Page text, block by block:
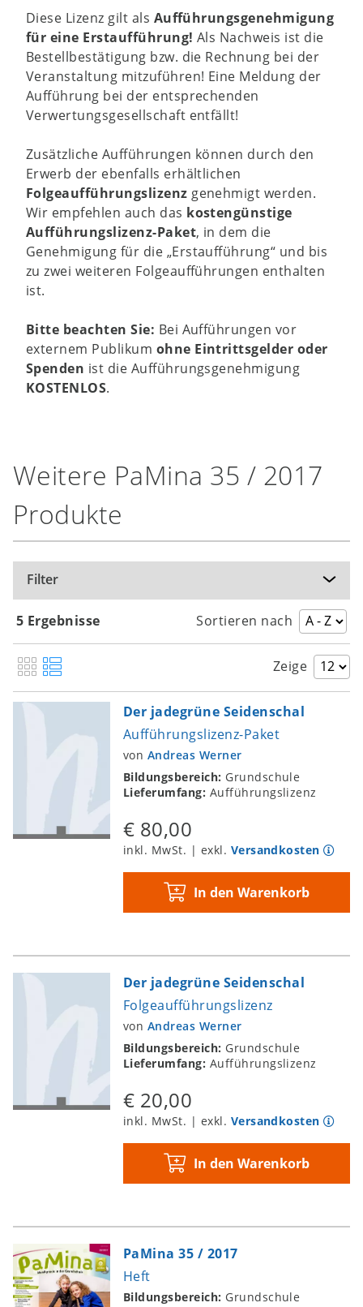
Diese Lizenz gilt als Aufführungsgenehmigung
für eine Erstaufführung! Als Nachweis ist die
Bestellbestätigung bzw. die Rechnung bei der
Veranstaltung mitzuführen! Eine Meldung der
Aufführung bei der entsprechenden
Verwertungsgesellschaft entfällt!
Zusätzliche Aufführungen können durch den
Erwerb der ebenfalls erhältlichen
Folgeaufführungslizenz genehmigt werden.
Wir empfehlen auch das kostengünstige
Aufführungslizenz-Paket, in dem die
Genehmigung für die „Erstaufführung“ und bis
zu zwei weiteren Folgeaufführungen enthalten
ist.
Bitte beachten Sie: Bei Aufführungen vor
externem Publikum ohne Eintrittsgelder oder
Spenden ist die Aufführungsgenehmigung
KOSTENLOS.
Weitere PaMina 35 / 2017
Produkte
Filter
5 Ergebnisse Sortieren nach
Zeige
Der jadegrüne Seidenschal
Aufführungslizenz-Paket
von Andreas Werner
Bildungsbereich: Grundschule
Lieferumfang: Aufführungslizenz
€ 80,00
inkl. MwSt. | exkl. Versandkosten
In den Warenkorb
Der jadegrüne Seidenschal
Folgeaufführungslizenz
von Andreas Werner
Bildungsbereich: Grundschule
Lieferumfang: Aufführungslizenz
€ 20,00
inkl. MwSt. | exkl. Versandkosten
In den Warenkorb
PaMina 35 / 2017
Heft
Bildungsbereich: Grundschule